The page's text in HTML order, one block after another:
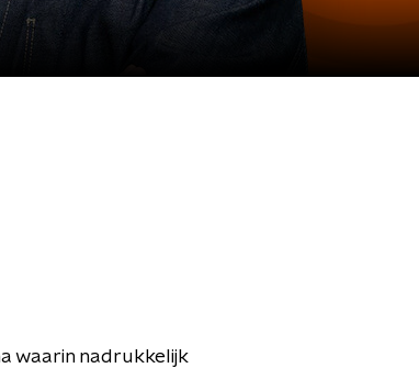
waarin nadrukkelijk